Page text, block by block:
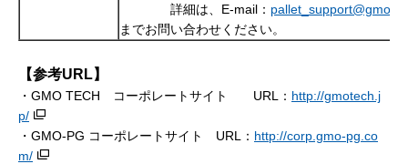
詳細は、E-mail： pallet_support@gmo-
までお問い合わせください。
【参考URL】
・GMO TECH コーポレートサイト URL： http://gmotech.j
p/
・GMO-PG コーポレートサイト URL： http://corp.gmo-pg.co
m/